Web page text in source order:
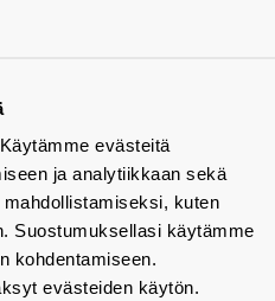
evästeitä
ja analytiikkaan sekä
kuten
Suostumuksellasi käytämme
kohdentamiseen.
evästeiden käytön.